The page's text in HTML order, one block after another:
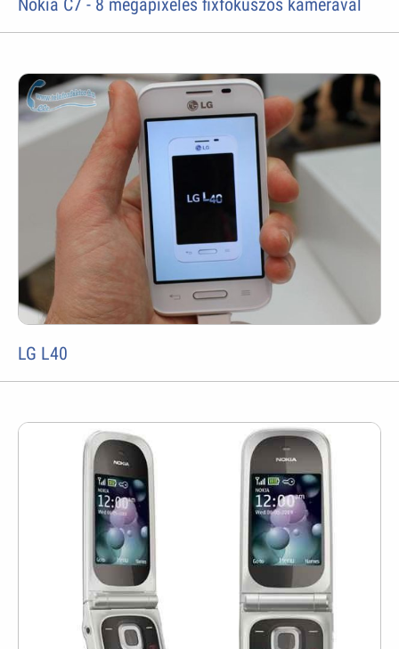
Nokia C7 - 8 megapixeles fixfókuszos kamerával
LG L40